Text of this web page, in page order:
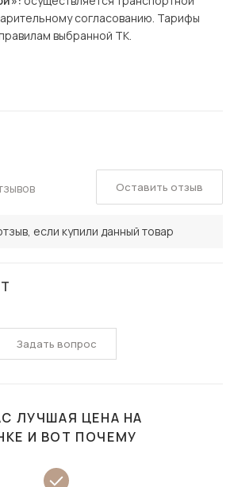
согласованию. Тарифы
выбранной ТК.
если купили данный товар
Оставить отзыв
Задать вопрос
ЛУЧШАЯ ЦЕНА НА
И ВОТ ПОЧЕМУ